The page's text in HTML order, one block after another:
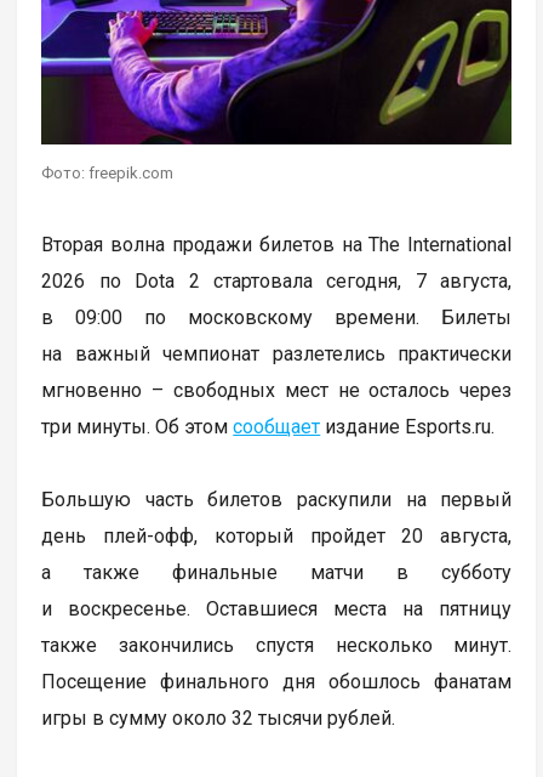
Фото: freepik.com
Вторая волна продажи билетов на The International
2026 по Dota 2 стартовала сегодня, 7 августа,
в 09:00 по московскому времени. Билеты
на важный чемпионат разлетелись практически
мгновенно – свободных мест не осталось через
три минуты. Об этомсообщает издание Esports.ru.
Большую часть билетов раскупили на первый
день плей-офф, который пройдет 20 августа,
а также финальные матчи в субботу
и воскресенье. Оставшиеся места на пятницу
также закончились спустя несколько минут.
Посещение финального дня обошлось фанатам
игры в сумму около 32 тысячи рублей.